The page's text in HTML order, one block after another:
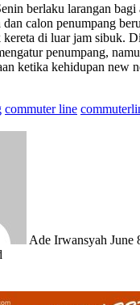
berlaku larangan bagi
calon penumpang
di luar jam sibuk.
penumpang,
ketika kehidupan new
commuter line
Ade Irwansyah June